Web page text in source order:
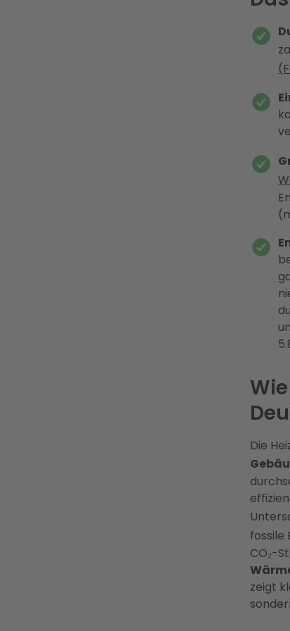
Die
fossile
CO₂-
zeigt